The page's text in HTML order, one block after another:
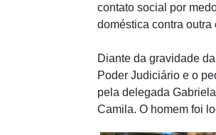
contato social por
doméstica contra outra
Diante da gravidade
Poder Judiciário e o
pela delegada
Camila. O homem foi